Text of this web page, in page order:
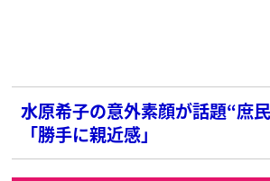
水原希子の意外素顔が話題“庶
「勝手に親近感」